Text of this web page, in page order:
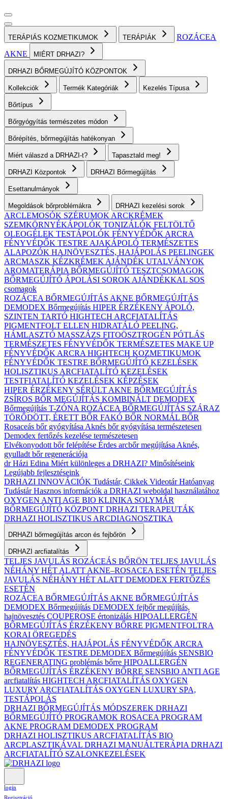
TERÁPIÁS KOZMETIKUMOK TERÁPIÁK
ROZÁCEA
AKNE
MIÉRT DRHAZI?
DRHAZI BŐRMEGÚJÍTÓ KÖZPONTOK
Kollekciók Termék Kategóriák Kezelés Típusa
Bőrtípus
Bőrgyógyítás természetes módon
Bőrépítés, bőrmegújítás hatékonyan
Miért válaszd a DRHAZI-t? Tapasztald meg!
DRHAZI Központok DRHAZI Bőrmegújítás
Esettanulmányok
Megoldások bőrproblémákra DRHAZI kezelési sorok
ARCLEMOSÓK SZÉRUMOK ARCKRÉMEK
SZEMKÖRNYÉKÁPOLÓK TONIZÁLÓK FELTÖLTŐ
OLEOGÉLEK TESTÁPOLÓK FÉNYVÉDŐK ARCRA
FÉNYVÉDŐK TESTRE AJAKÁPOLÓ TERMÉSZETES
ALAPOZÓK HAJNÖVESZTÉS, HAJÁPOLÁS PEELINGEK
ARCMASZK KÉZKRÉMEK AJÁNDÉK UTALVÁNYOK
AROMATERÁPIA BŐRMEGÚJÍTÓ TESZTCSOMAGOK
BŐRMEGÚJÍTÓ ÁPOLÁSI SOROK AJÁNDÉKKAL SOS
csomagok
ROZÁCEA BŐRMEGÚJÍTÁS AKNE BŐRMEGÚJÍTÁS
DEMODEX Bőrmegújítás HIPER ÉRZÉKENY ÁPOLÓ,
SZINTEN TARTÓ HIGHTECH ARCFIATALÍTÁS
PIGMENTFOLT ELLEN HIDRATÁLÓ PEELING,
HÁMLASZTÓ MASSZÁZS FITOÖSZTROGÉN PÓTLÁS
TERMÉSZETES FÉNYVÉDŐK TERMÉSZETES MAKE UP
FÉNYVÉDŐK ARCRA HIGHTECH KOZMETIKUMOK
FÉNYVÉDŐK TESTRE BŐRMEGÚJÍTÓ KEZELÉSEK
HOLISZTIKUS ARCFIATALÍTÓ KEZELÉSEK
TESTFIATALÍTÓ KEZELÉSEK KÉPZÉSEK
HIPER ÉRZÉKENY SÉRÜLT AKNE BŐRMEGÚJÍTÁS
ZSÍROS BŐR MEGÚJÍTÁS KOMBINÁLT DEMODEX
Bőrmegújítás T-ZÓNA ROZÁCEA BŐRMEGÚJÍTÁS SZÁRAZ
TÖRŐDÖTT, ÉRETT BŐR FAKÓ BŐR NORMÁL BŐR
Rosaceás bőr gyógyítása Aknés bőr gyógyítása természetesen
Demodex fertőzés kezelése természetesen
Elvékonyodott bőr felépítése Érdes arcbőr megújítása Aknés,
gyulladt bőr regenerációja
dr Házi Edina Miért különleges a DRHAZI? Minősítéseink
Legújabb fejlesztéseink
DRHAZI INNOVÁCIÓK Tudástár, Cikkek VideotárHatóanyag
TudástárHasznos információk a DRHAZI weboldal használatához
OXYGEN ANTI AGE BIO KLINIKA SOLYMÁR
BŐRMEGÚJÍTÓ KÖZPONT DRHAZI TERAPEUTÁK
DRHAZI HOLISZTIKUS ARCDIAGNOSZTIKA
DRHAZI bőrmegújítás arcon és fejbőrön
DRHAZI arcfiatalítás
TELJES JAVULÁS ROZÁCEÁS BŐRÖN TELJES JAVULÁS
NÉHÁNY HÉT ALATT AKNE–ROSACEA ESETÉN TELJES
JAVULÁS NÉHÁNY HÉT ALATT DEMODEX FERTŐZÉS
ESETÉN
ROZÁCEA BŐRMEGÚJÍTÁS AKNE BŐRMEGÚJÍTÁS
DEMODEX Bőrmegújítás DEMODEX fejbőr megújítás,
hajnövesztés COUPEROSE értonizálás HIPOALLERGÉN
BŐRMEGÚJÍTÁS ÉRZÉKENY BŐRRE PIGMENTFOLTRA
KORAI ÖREGEDÉS
HAJNÖVESZTÉS, HAJÁPOLÁS FÉNYVÉDŐK ARCRA
FÉNYVÉDŐK TESTRE DEMODEX Bőrmegújítás SENSBIO
REGENERATING problémás bőrre HIPOALLERGÉN
BŐRMEGÚJÍTÁS ÉRZÉKENY BŐRRE SENSBIO ANTI AGE
arcfiatalítás HIGHTECH ARCFIATALÍTÁS OXYGEN
LUXURY ARCFIATALÍTÁS OXYGEN LUXURY SPA,
TESTÁPOLÁS
DRHAZI BŐRMEGÚJÍTÁS MÓDSZEREK DRHAZI
BŐRMEGÚJÍTÓ PROGRAMOK ROSACEA PROGRAM
AKNE PROGRAM DEMODEX PROGRAM
DRHAZI HOLISZTIKUS ARCFIATALÍTÁS BIO
ARCPLASZTIKÁVAL DRHAZI MANUÁLTERÁPIA DRHAZI
ARCFIATALÍTÓ SZALONKEZELÉSEK
login
Regisztráció